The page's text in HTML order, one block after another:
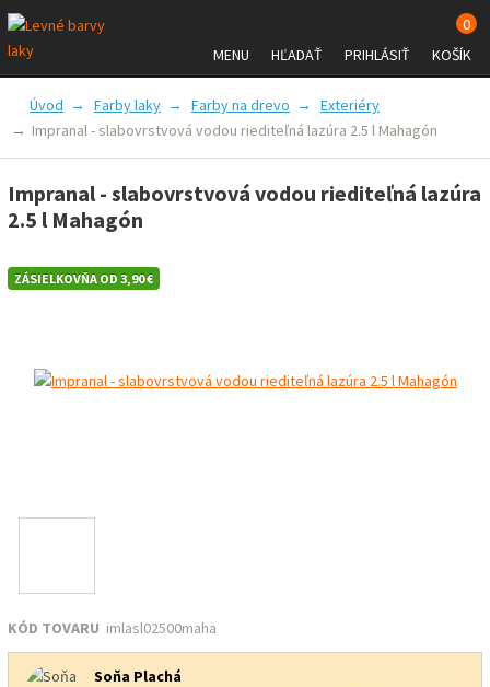
KOŠÍK
0
PRIHLÁSIŤ
HĽADAŤ
MENU
FARBY A LAKY PRÍSLUŠENSTVO
Úvod Farby laky Farby na drevo
Exteriéry
Impranal - slabovrstvová vodou riediteľná lazúra 2.5 l Mahagón
Impranal - slabovrstvová vodou riediteľná lazúra
2.5 l Mahagón
ZÁSIELKOVŇA OD 3,90 €
KÓD TOVARU imlasl02500maha
Soňa Plachá